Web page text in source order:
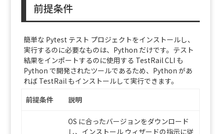
前提条件
簡単な Pytest テスト プロジェクトをインストールし、
実行するのに必要なものは、Python だけです。テスト
結果をインポートするのに使用する TestRail CLI も
Python で開発されたツールであるため、Python があ
れば TestRail もインストールして実行できます。
前提条件
説明
OS に合ったバージョンをダウンロード
し、インストール ウィザードの指示に従